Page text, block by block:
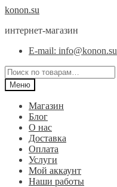
Перейти
навигации
Перейти
содержимому
konon.su
интернет-магазин
E-mail: info@konon.su
Искать:
Меню
Магазин
Блог
О нас
Доставка
Оплата
Услуги
Мой аккаунт
Наши работы